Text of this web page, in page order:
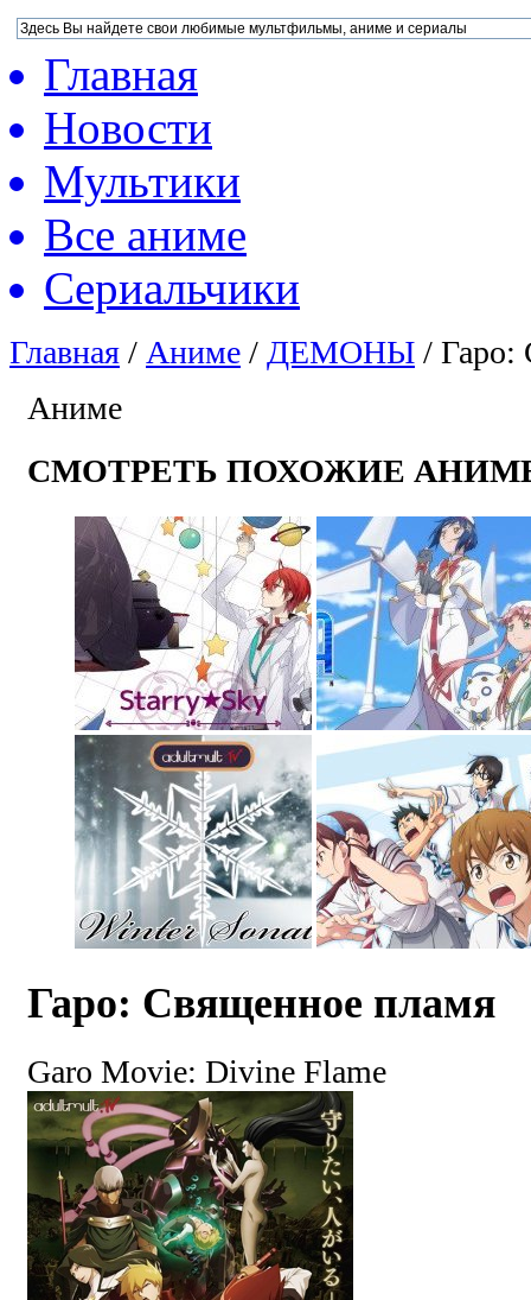
Главная
Новости
Мультики
Все аниме
Сериальчики
Главная / Аниме / ДЕМОНЫ / Гаро:
Аниме
СМОТРЕТЬ ПОХОЖИЕ
Гаро: Священное пламя
Garo Movie: Divine Flame